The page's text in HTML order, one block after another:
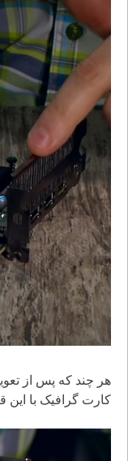
هر چند که پس از
کارت گرافیک با این قیمت یک کولر 50